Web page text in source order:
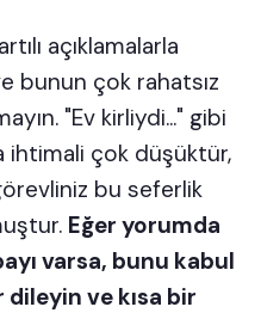
açıklamalarla
bunun çok rahatsız
"Ev kirliydi..." gibi
çok düşüktür,
bu seferlik
Eğer yorumda
varsa, bunu kabul
dileyin ve kısa bir